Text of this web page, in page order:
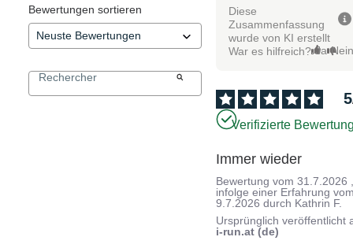
Bewertungen sortieren
Diese
Zusammenfassung
wurde von KI erstellt
War es hilfreich? Ja
5
Verifizierte
Immer wieder
Bewertung vom31.7.2026
infolge einer Erfahrung
9.7.2026 durch Kathrin F.
Ursprünglich veröffentlicht
i-run.at (de)